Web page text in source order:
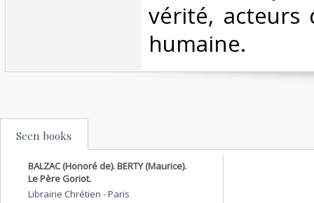
vérité, acteurs
humaine. ‎
Seen books
BALZAC (Honoré de). BERTY (Maurice).
Le Père Goriot.
Librairie Chrétien -Paris